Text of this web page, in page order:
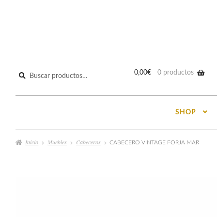
Buscar
0,00€ 0 productos
SHOP
Inicio Muebles Cabeceros CABECERO VINTAGE FORJA MAR